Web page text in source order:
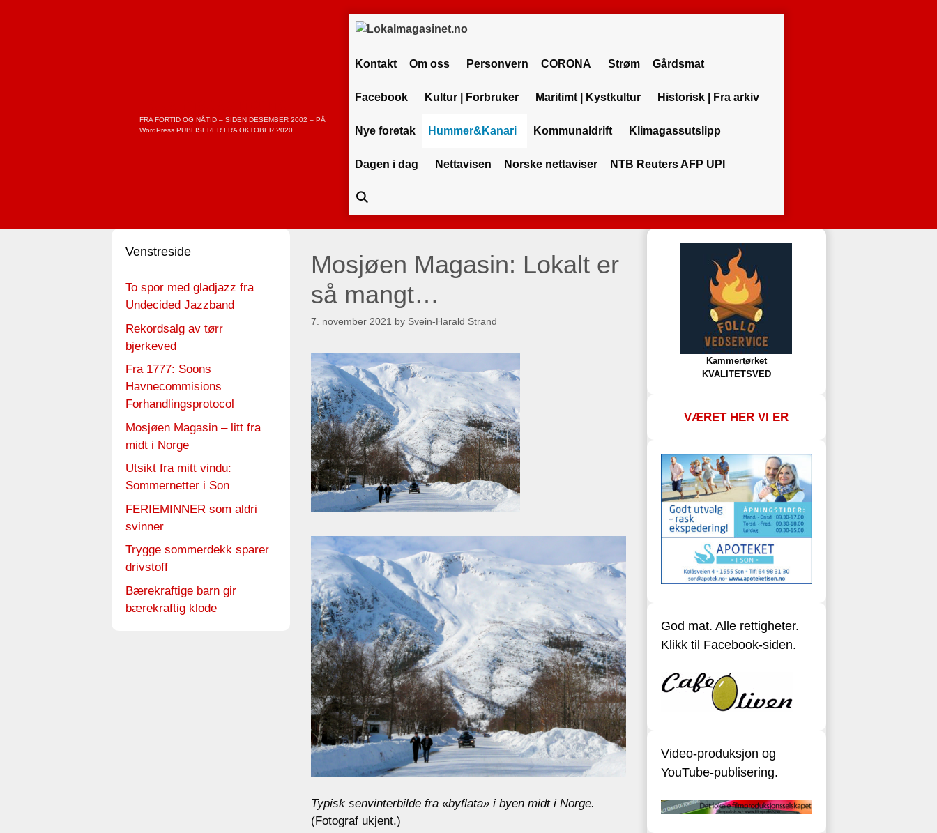
FRA FORTID OG NÅTID – SIDEN DESEMBER 2002 – PÅ
WordPress PUBLISERER FRA OKTOBER 2020.
Kontakt Om oss Personvern CORONA Strøm Gårdsmat
Facebook Kultur | Forbruker Maritimt | Kystkultur Historisk | Fra arkiv
Nye foretak Hummer&Kanari Kommunaldrift Klimagassutslipp
Dagen i dag Nettavisen Norske nettaviser NTB Reuters AFP UPI
Mosjøen Magasin: Lokalt er
så mangt…
7. november 2021 by Svein-Harald Strand
Typisk senvinterbilde fra «byflata» i byen midt i Norge.
(Fotograf ukjent.)
Venstreside
To spor med gladjazz fra
Undecided Jazzband
Rekordsalg av tørr
bjerkeved
Fra 1777: Soons
Havnecommisions
Forhandlingsprotocol
Mosjøen Magasin – litt fra
midt i Norge
Utsikt fra mitt vindu:
Sommernetter i Son
FERIEMINNER som aldri
svinner
Trygge sommerdekk sparer
drivstoff
Bærekraftige barn gir
bærekraftig klode
Kammertørket
KVALITETSVED
VÆRET HER VI ER
God mat. Alle rettigheter.
Klikk til Facebook-siden.
Video-produksjon og
YouTube-publisering.